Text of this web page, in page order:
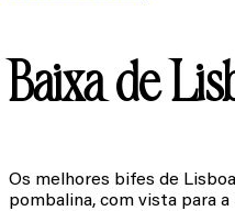
Baixa de
Os melhores bifes de
pombalina, com vista para